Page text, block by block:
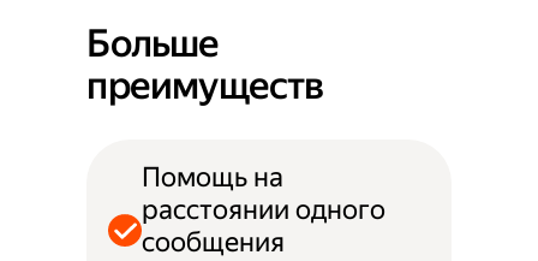
Больше
преимуществ
Помощь на
расстоянии одного
сообщения